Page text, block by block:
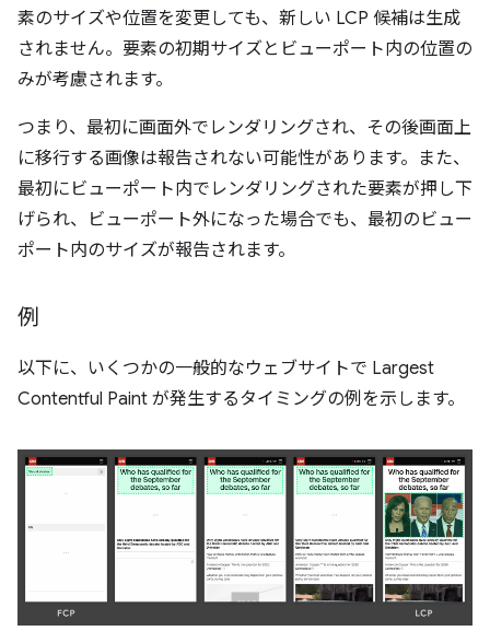
素のサイズや位置を変更しても、新しい LCP 候補は生成
されません。要素の初期サイズとビューポート内の位置の
みが考慮されます。
つまり、最初に画面外でレンダリングされ、その後画面上
に移行する画像は報告されない可能性があります。また、
最初にビューポート内でレンダリングされた要素が押し下
げられ、ビューポート外になった場合でも、最初のビュー
ポート内のサイズが報告されます。
例
以下に、いくつかの一般的なウェブサイトで Largest
Contentful Paint が発生するタイミングの例を示します。